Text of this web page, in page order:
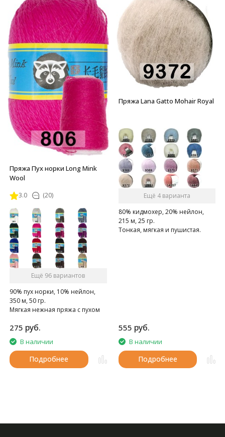
Пряжа Пух норки Long Mink
Wool
3.0 (20)
Ещё 96 вариантов
90% пух норки, 10% нейлон,
350 м, 50 гр.
Мягкая нежная пряжа с пухом
275 руб.
В наличии
Подробнее
Пряжа Lana Gatto Mohair Royal
Ещё 4 варианта
80% кидмохер, 20% нейлон,
215 м, 25 гр.
Тонкая, мягкая и пушистая.
555 руб.
В наличии
Подробнее